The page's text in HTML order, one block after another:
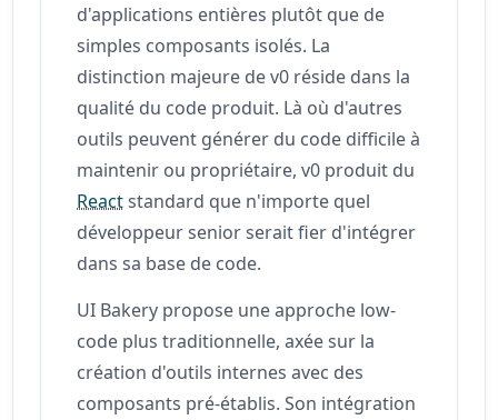
d'applications entières plutôt que de
simples composants isolés. La
distinction majeure de v0 réside dans la
qualité du code produit. Là où d'autres
outils peuvent générer du code difficile à
maintenir ou propriétaire, v0 produit du
Reactstandard que n'importe quel
développeur senior serait fier d'intégrer
dans sa base de code.
UI Bakery propose une approche low-
code plus traditionnelle, axée sur la
création d'outils internes avec des
composants pré-établis. Son intégration